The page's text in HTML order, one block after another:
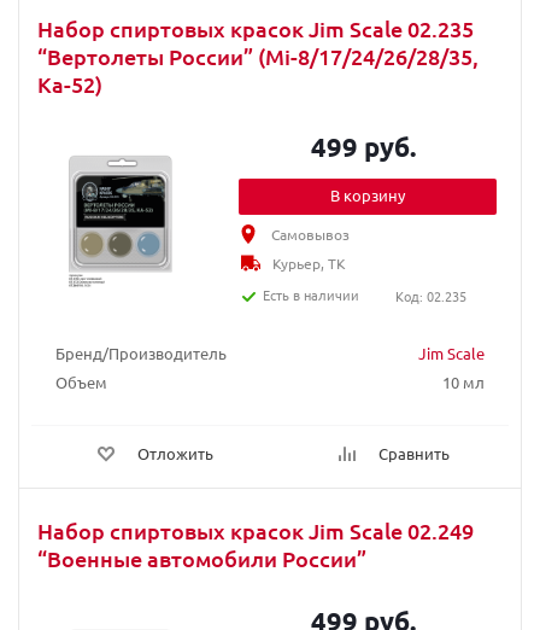
Набор спиртовых красок Jim Scale 02.235
“Вертолеты России” (Mi-8/17/24/26/28/35,
Ka-52)
Бренд/Производитель
Jim Scale
Объем
10 мл
Отложить Сравнить
499 руб.
В корзину
Самовывоз
Курьер, ТК
Есть в наличии
Код: 02.235
Набор спиртовых красок Jim Scale 02.249
“Военные автомобили России”
499 руб.